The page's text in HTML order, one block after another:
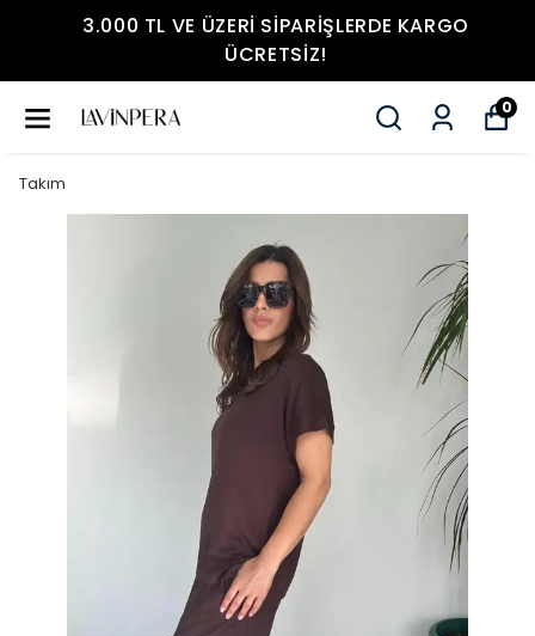
3.000 TL VE ÜZERI SIPARIŞLERDE KARGO
ÜCRETSIZ!
0
Takım